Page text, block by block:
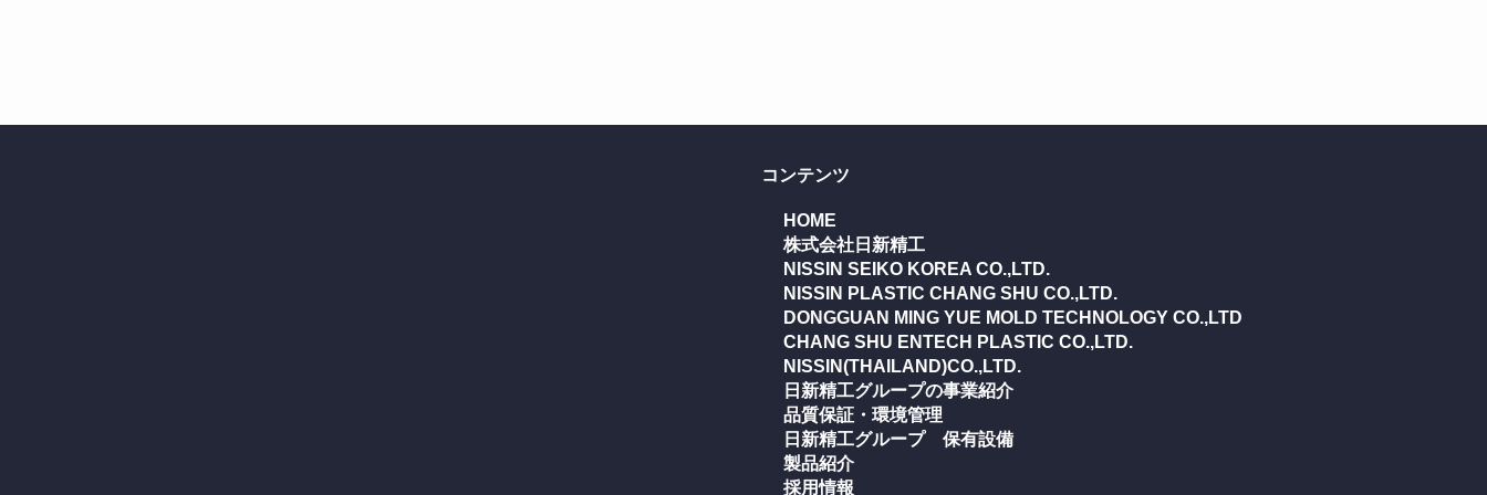
コンテンツ
HOME
株式会社日新精工
NISSIN SEIKO KOREA CO.,LTD.
NISSIN PLASTIC CHANG SHU CO.,LTD.
DONGGUAN MING YUE MOLD TECHNOLOGY CO.,LTD
CHANG SHU ENTECH PLASTIC CO.,LTD.
NISSIN(THAILAND)CO.,LTD.
日新精工グループの事業紹介
品質保証・環境管理
日新精工グループ 保有設備
製品紹介
採用情報